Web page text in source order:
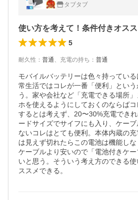
タブタブ
使い方を考えて！条件付きオスス
5
耐久性 ： 普通、 充電の持ち ： 普通
モバイルバッテリーは色々持ってい
常生活ではコレが一番「便利」とい
う。家や会社など「充電できる場所
ホを使えるようにしておくのならば
するとは考えず、20〜30%充電でき
ードサイズでサイフにも入り、ケー
ないコレはとても便利。本体内蔵の
は見えず切れたらこの電池は機能し
ケーブルより安いので「電池付きケ
いと思う。そういう考え方のできる
ススメできる。